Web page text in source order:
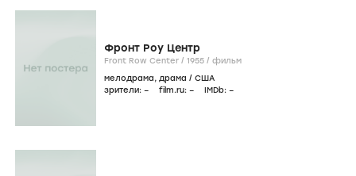
Фронт Роу Центр
Front Row Center / 1955 / фильм
мелодрама, драма / США
зрители: – film.ru: – IMDb: –